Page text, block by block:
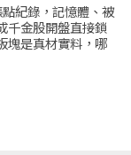
紀錄，記憶體、被
千金股開盤直接鎖
塊是真材實料，哪